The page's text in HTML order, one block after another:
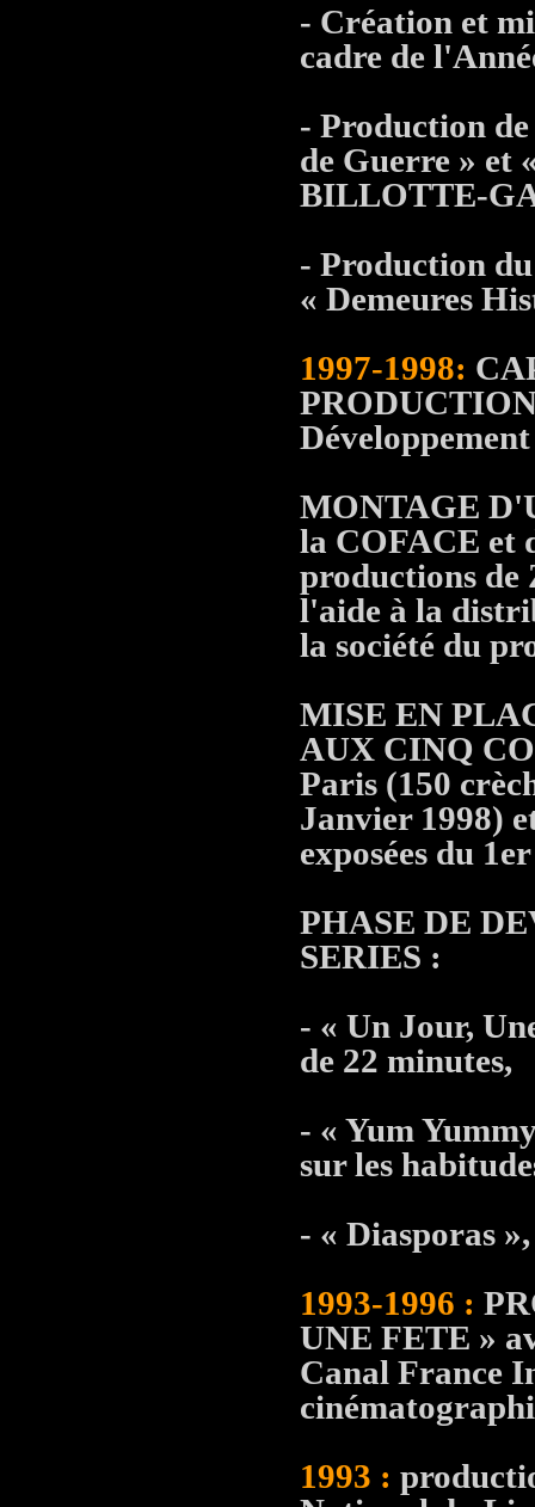
- Création et
cadre de
- Production
de Guerre » et
BILLOTTE-
- Production
« Demeures
1997-1998:
MONTAGE
la COFACE et
productions de
l'aide à la
la société du
MISE EN
AUX CINQ
Paris (150
Janvier 1998)
exposées du
PHASE DE
SERIES :
- « Un Jour,
de 22 minutes,
- « Yum
sur les
- « Diasporas
1993-1996 :
UNE FETE »
Canal France
1993 :